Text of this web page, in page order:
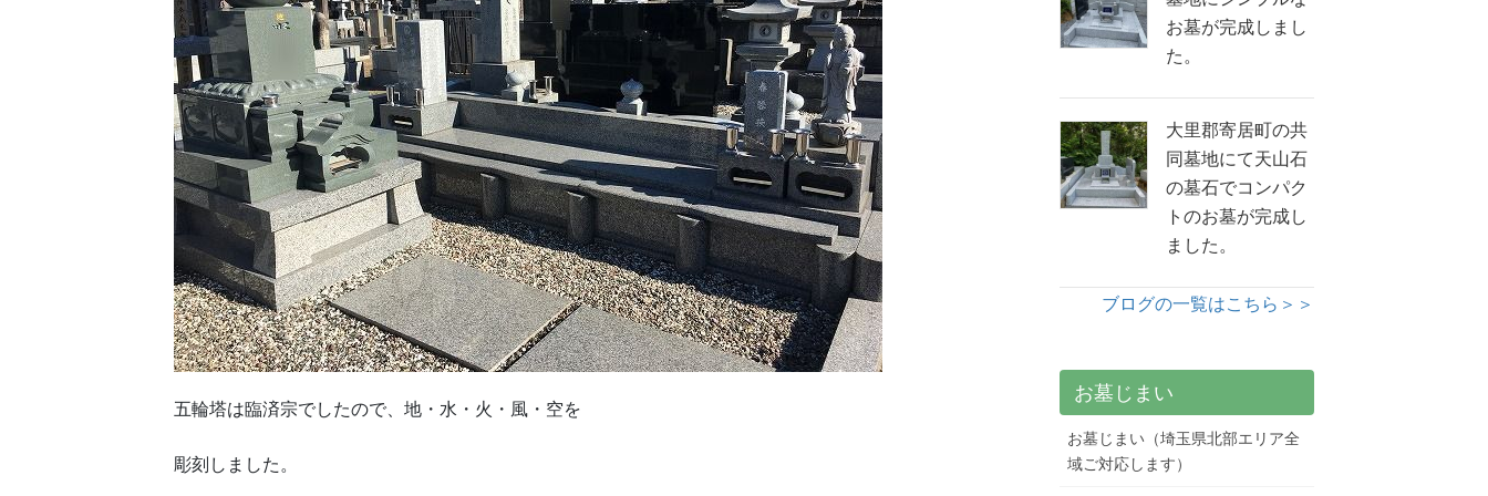
五輪塔は臨済宗でしたので、地・水・火・風・空を
彫刻しました。
お墓が完成しまし
た。
大里郡寄居町の共
同墓地にて天山石
の墓石でコンパク
トのお墓が完成し
ました。
ブログの一覧はこちら＞＞
お墓じまい
お墓じまい（埼玉県北部エリア全
域ご対応します）